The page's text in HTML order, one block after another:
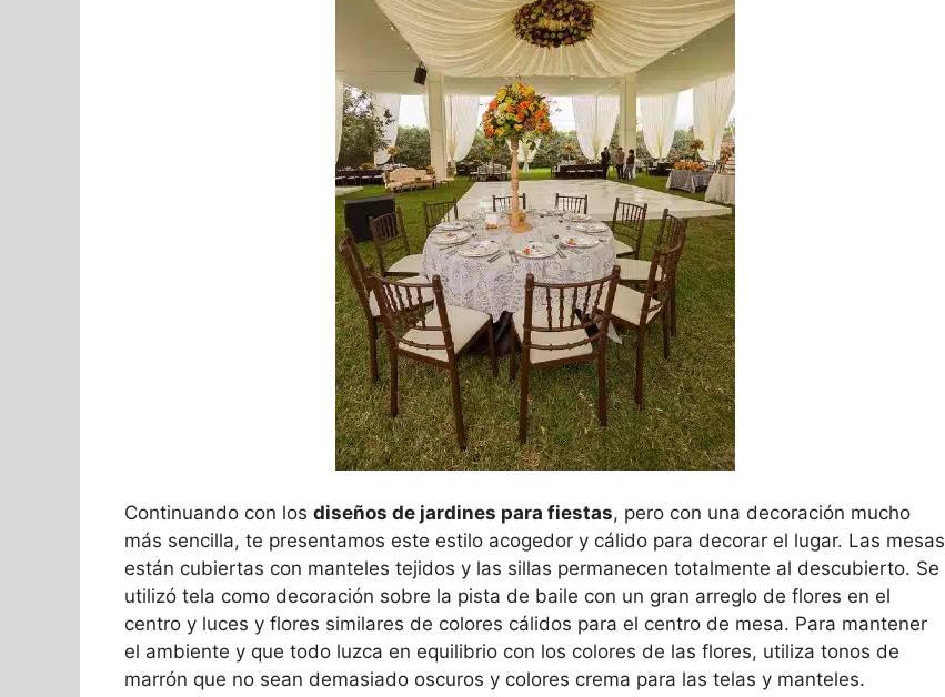
Continuando con los diseños de jardines para fiestas, pero con una decoración mucho
más sencilla, te presentamos este estilo acogedor y cálido para decorar el lugar. Las mesas
están cubiertas con manteles tejidos y las sillas permanecen totalmente al descubierto. Se
utilizó tela como decoración sobre la pista de baile con un gran arreglo de flores en el
centro y luces y flores similares de colores cálidos para el centro de mesa. Para mantener
el ambiente y que todo luzca en equilibrio con los colores de las flores, utiliza tonos de
marrón que no sean demasiado oscuros y colores crema para las telas y manteles.